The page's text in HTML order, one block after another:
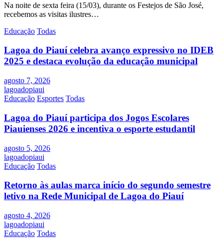
Na noite de sexta feira (15/03), durante os Festejos de São José,
recebemos as visitas ilustres…
Educação Todas
Lagoa do Piauí celebra avanço expressivo no IDEB
2025 e destaca evolução da educação municipal
agosto 7, 2026
lagoadopiaui
Educação Esportes Todas
Lagoa do Piauí participa dos Jogos Escolares
Piauienses 2026 e incentiva o esporte estudantil
agosto 5, 2026
lagoadopiaui
Educação Todas
Retorno às aulas marca início do segundo semestre
letivo na Rede Municipal de Lagoa do Piauí
agosto 4, 2026
lagoadopiaui
Educação Todas